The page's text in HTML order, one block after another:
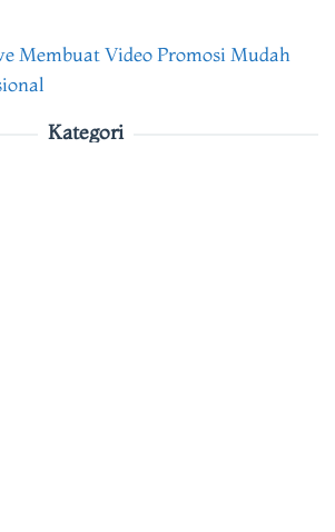
Membuat Video Promosi Mudah
Kategori